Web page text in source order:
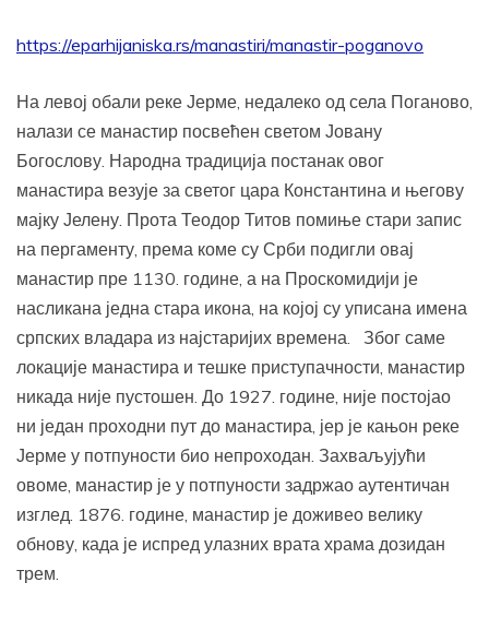
https://eparhijaniska.rs/manastiri/manastir-poganovo
На левој обали реке Јерме, недалеко од села Поганово,
налази се манастир посвећен светом Јовану
Богослову. Народна традиција постанак овог
манастира везује за светог цара Константина и његову
мајку Јелену. Прота Теодор Титов помиње стари запис
на пергаменту, према коме су Срби подигли овај
манастир пре 1130. године, а на Проскомидији је
насликана једна стара икона, на којој су уписана имена
српских владара из најстаријих времена. Због саме
локације манастира и тешке приступачности, манастир
никада није пустошен. До 1927. године, није постојао
ни један проходни пут до манастира, јер је кањон реке
Јерме у потпуности био непроходан. Захваљујући
овоме, манастир је у потпуности задржао аутентичан
изглед. 1876. године, манастир је доживео велику
обнову, када је испред улазних врата храма дозидан
трем.